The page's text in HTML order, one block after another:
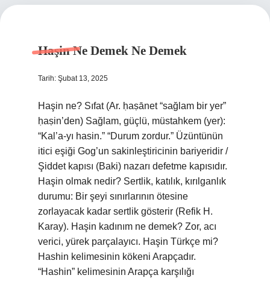
Haşin Ne Demek Ne Demek
Tarih: Şubat 13, 2025
Haşin ne? Sıfat (Ar. ḥaṣānet “sağlam bir yer”
ḥaṣіn’den) Sağlam, güçlü, müstahkem (yer):
“Kal’a-yı hasin.” “Durum zordur.” Üzüntünün
itici eşiği Gog’un sakinleştiricinin bariyeridir /
Şiddet kapısı (Baki) nazarı defetme kapısıdır.
Haşin olmak nedir? Sertlik, katılık, kırılganlık
durumu: Bir şeyi sınırlarının ötesine
zorlayacak kadar sertlik gösterir (Refik H.
Karay). Haşin kadınım ne demek? Zor, acı
verici, yürek parçalayıcı. Haşin Türkçe mi?
Hashin kelimesinin kökeni Arapçadır.
“Hashin” kelimesinin Arapça karşılığı